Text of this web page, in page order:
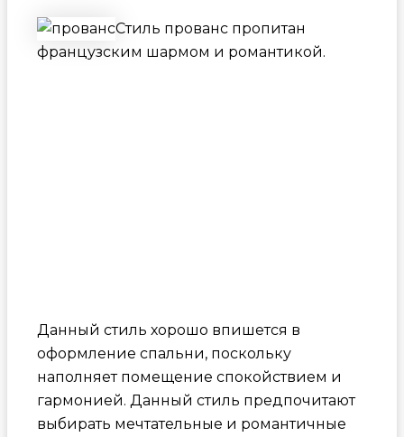
Стиль прованс пропитан
французским шармом и романтикой.
Данный стиль хорошо впишется в
оформление спальни, поскольку
наполняет помещение спокойствием и
гармонией. Данный стиль предпочитают
выбирать мечтательные и романтичные